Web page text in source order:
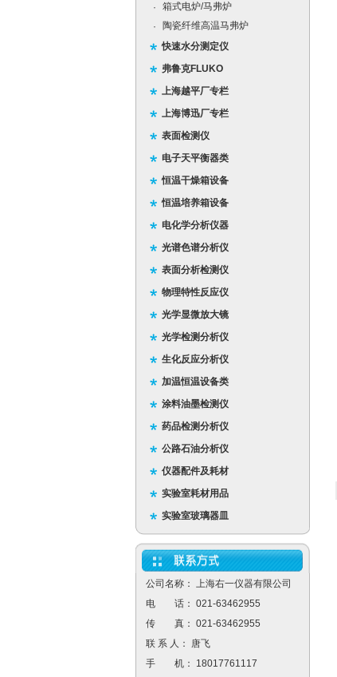
·
箱式电炉/马弗炉
·
陶瓷纤维高温马弗炉
快速水分测定仪
弗鲁克FLUKO
上海越平厂专栏
上海博迅厂专栏
表面检测仪
电子天平衡器类
恒温干燥箱设备
恒温培养箱设备
电化学分析仪器
光谱色谱分析仪
表面分析检测仪
物理特性反应仪
光学显微放大镜
光学检测分析仪
生化反应分析仪
加温恒温设备类
涂料油墨检测仪
药品检测分析仪
公路石油分析仪
仪器配件及耗材
实验室耗材用品
实验室玻璃器皿
公司名称： 上海右一仪器有限公司
电 话： 021-63462955
传 真： 021-63462955
联 系 人： 唐飞
手 机： 18017761117